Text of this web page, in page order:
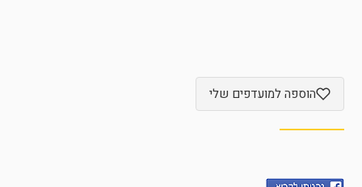
הוספה למועדפים שלי